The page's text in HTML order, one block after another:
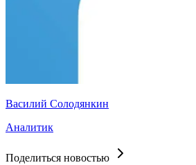
Василий Солодянкин
Аналитик
Поделиться новостью